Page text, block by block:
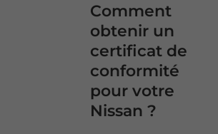
Comment
obtenir un
certificat de
conformité
pour votre
Nissan ?